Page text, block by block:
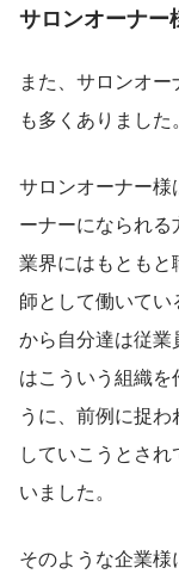
サロンオーナー
また、サロンオ
も多くありました。
サロンオーナー
ーナーになられ
業界にはもとも
師として働いて
から自分達は従
はこういう組織
うに、前例に捉
していこうとさ
いました。
そのような企業